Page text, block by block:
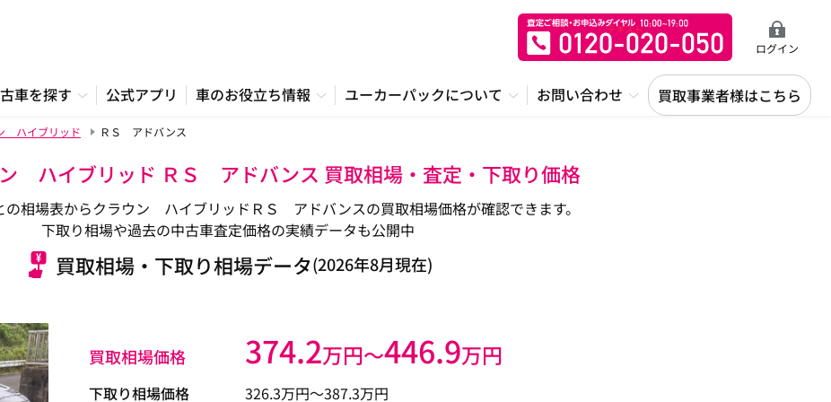
ログイン
車を探す 公式アプリ 車のお役立ち情報 ユーカーパックについて お問い合わせ 買取事業者様はこちら
ハイブリッド ＲＳ アドバンス
ン ハイブリッド ＲＳ アドバンス 買取相場・査定・下取り価格
の相場表からクラウン ハイブリッドＲＳ アドバンスの買取相場価格が確認できます。
下取り相場や過去の中古車査定価格の実績データも公開中
買取相場・下取り相場データ(2026年8月現在)
買取相場価格 374.2万円〜446.9万円
下取り相場価格 326.3万円〜387.3万円